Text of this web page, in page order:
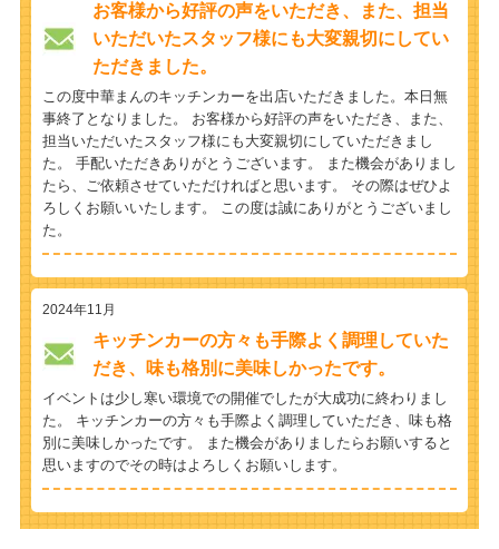
お客様から好評の声をいただき、また、担当
いただいたスタッフ様にも大変親切にしてい
ただきました。
この度中華まんのキッチンカーを出店いただきました。本日無
事終了となりました。 お客様から好評の声をいただき、また、
担当いただいたスタッフ様にも大変親切にしていただきまし
た。 手配いただきありがとうございます。 また機会がありまし
たら、ご依頼させていただければと思います。 その際はぜひよ
ろしくお願いいたします。 この度は誠にありがとうございまし
た。
2024年11月
キッチンカーの方々も手際よく調理していた
だき、味も格別に美味しかったです。
イベントは少し寒い環境での開催でしたが大成功に終わりまし
た。 キッチンカーの方々も手際よく調理していただき、味も格
別に美味しかったです。 また機会がありましたらお願いすると
思いますのでその時はよろしくお願いします。